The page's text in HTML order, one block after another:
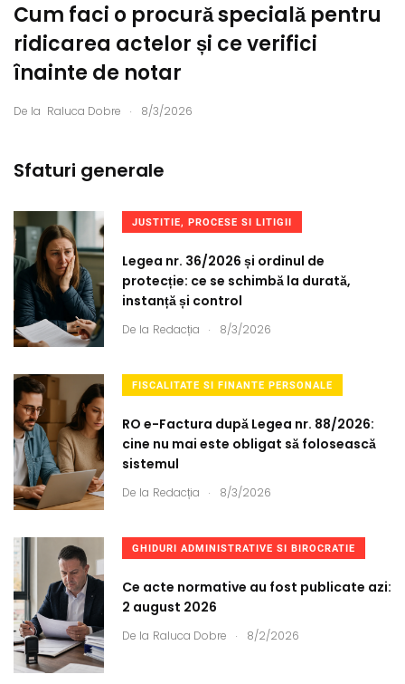
Cum faci o procură specială pentru
ridicarea actelor și ce verifici
înainte de notar
De la Raluca Dobre . 8/3/2026
Sfaturi generale
JUSTITIE, PROCESE SI LITIGII
Legea nr. 36/2026 și ordinul de
protecție: ce se schimbă la durată,
instanță și control
De la Redacția . 8/3/2026
FISCALITATE SI FINANTE PERSONALE
RO e-Factura după Legea nr. 88/2026:
cine nu mai este obligat să folosească
sistemul
De la Redacția . 8/3/2026
GHIDURI ADMINISTRATIVE SI BIROCRATIE
Ce acte normative au fost publicate azi:
2 august 2026
De la Raluca Dobre . 8/2/2026